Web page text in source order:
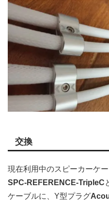
交換
現在利用中のスピーカーケ
SPC-REFERENCE-TripleC
ケーブルに、Y型プラグ